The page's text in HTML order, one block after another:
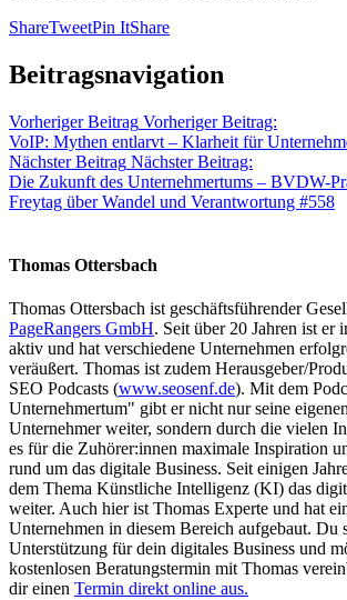
ShareTweetPin ItShare
Beitragsnavigation
Vorheriger Beitrag Vorheriger Beitrag:
VoIP: Mythen entlarvt – Klarheit für
Nächster Beitrag Nächster Beitrag:
Die Zukunft des Unternehmertums – BVDW-
Freytag über Wandel und Verantwortung #558
Thomas Ottersbach
Thomas Ottersbach ist geschäftsführender
PageRangers GmbH. Seit über 20 Jahren ist er
aktiv und hat verschiedene Unternehmen
veräußert. Thomas ist zudem Herausgeber/
SEO Podcasts (www.seosenf.de). Mit dem
Unternehmertum" gibt er nicht nur seine
Unternehmer weiter, sondern durch die vielen
es für die Zuhörer:innen maximale Inspiration
rund um das digitale Business. Seit einigen
dem Thema Künstliche Intelligenz (KI) das
weiter. Auch hier ist Thomas Experte und hat
Unternehmen in diesem Bereich aufgebaut. Du
Unterstützung für dein digitales Business und
kostenlosen Beratungstermin mit Thomas
dir einen Termin direkt online aus.